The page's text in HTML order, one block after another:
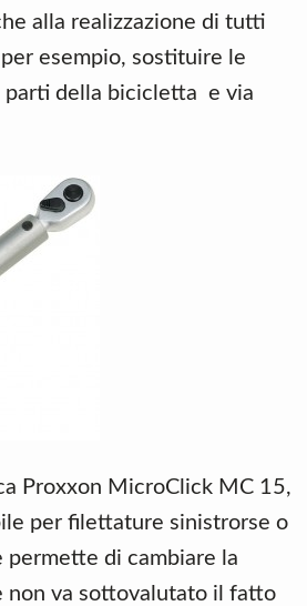
alla realizzazione di tutti
esempio, sostituire le
parti della bicicletta e via
Proxxon MicroClick MC 15,
per filettature sinistrorse o
di cambiare la
non va sottovalutato il fatto